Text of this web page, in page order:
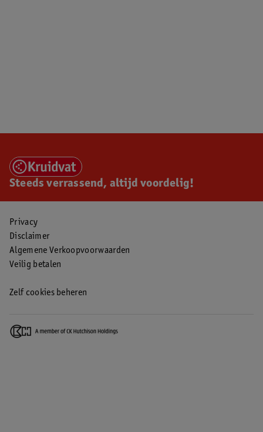
Steeds verrassend, altijd voordelig!
Privacy
Disclaimer
Algemene Verkoopvoorwaarden
Veilig betalen
Zelf cookies beheren